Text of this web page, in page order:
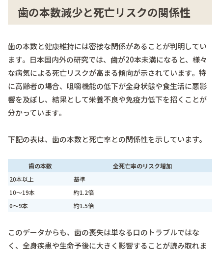
歯の本数減少と死亡リスクの関係性
歯の本数と健康維持には密接な関係があることが判明してい
ます。日本国内外の研究では、歯が20本未満になると、様々
な病気による死亡リスクが高まる傾向が示されています。特
に高齢者の場合、咀嚼機能の低下が全身状態や食生活に悪影
響を及ぼし、結果として栄養不良や免疫力低下を招くことが
分かっています。
下記の表は、歯の本数と死亡率との関係性を示しています。
歯の本数
全死亡率のリスク増加
20本以上
基準
10～19本
約1.2倍
0～9本
約1.5倍
このデータからも、歯の喪失は単なる口のトラブルではな
く、全身疾患や生命予後に大きく影響することが読み取れま